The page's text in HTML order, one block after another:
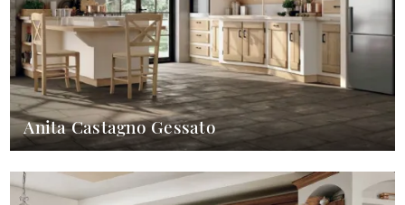
Anita Castagno Gessato